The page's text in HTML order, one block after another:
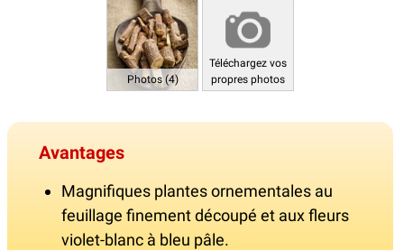
Photos (4)
Téléchargez vos
propres photos
Avantages
Magnifiques plantes ornementales au
feuillage finement découpé et aux fleurs
violet-blanc à bleu pâle.